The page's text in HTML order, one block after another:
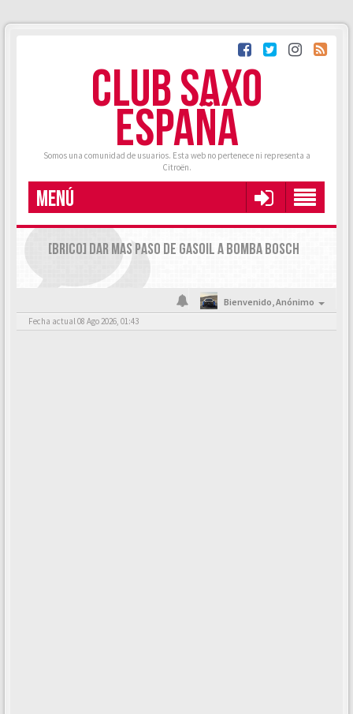
CLUB SAXO
ESPAÑA
Somos una comunidad de usuarios. Esta web no pertenece ni representa a
Citroën.
MENÚ
[BRICO] DAR MAS PASO DE GASOIL A BOMBA BOSCH
Bienvenido,Anónimo
Fecha actual 08 Ago 2026, 01:43